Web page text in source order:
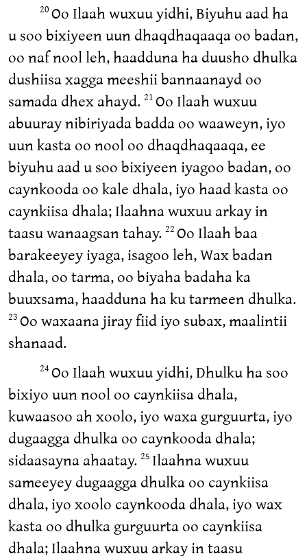
20 Oo Ilaah wuxuu yidhi, Biyuhu aad ha
u soo bixiyeen uun dhaqdhaqaaqa oo badan,
oo naf nool leh, haadduna ha duusho dhulka
dushiisa xagga meeshii bannaanayd oo
samada dhex ahayd. 21 Oo Ilaah wuxuu
abuuray nibiriyada badda oo waaweyn, iyo
uun kasta oo nool oo dhaqdhaqaaqa, ee
biyuhu aad u soo bixiyeen iyagoo badan, oo
caynkooda oo kale dhala, iyo haad kasta oo
caynkiisa dhala; Ilaahna wuxuu arkay in
taasu wanaagsan tahay. 22 Oo Ilaah baa
barakeeyey iyaga, isagoo leh, Wax badan
dhala, oo tarma, oo biyaha badaha ka
buuxsama, haadduna ha ku tarmeen dhulka.
23 Oo waxaana jiray fiid iyo subax, maalintii
shanaad.
24 Oo Ilaah wuxuu yidhi, Dhulku ha soo
bixiyo uun nool oo caynkiisa dhala,
kuwaasoo ah xoolo, iyo waxa gurguurta, iyo
dugaagga dhulka oo caynkooda dhala;
sidaasayna ahaatay. 25 Ilaahna wuxuu
sameeyey dugaagga dhulka oo caynkiisa
dhala, iyo xoolo caynkooda dhala, iyo wax
kasta oo dhulka gurguurta oo caynkiisa
dhala; Ilaahna wuxuu arkay in taasu